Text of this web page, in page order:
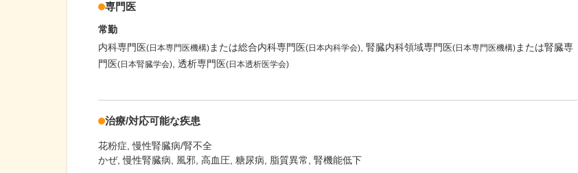
専門医
常勤
内科専門医(日本専門医機構)または総合内科専門医(日本内科学会) 腎臓内科領域専門医(日本専門医機構)または腎臓専
門医(日本腎臓学会) 透析専門医(日本透析医学会)
治療/対応可能な疾患
花粉症 慢性腎臓病/腎不全
かぜ, 慢性腎臓病, 風邪, 高血圧, 糖尿病, 脂質異常, 腎機能低下